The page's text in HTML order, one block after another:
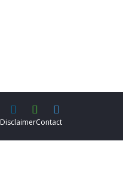
DisclaimerContact